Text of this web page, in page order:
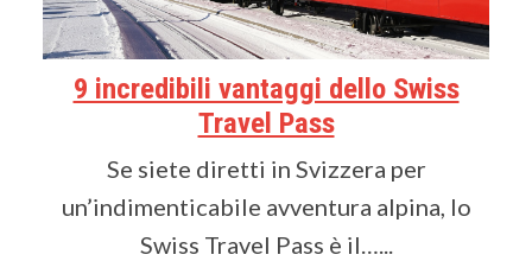
9 incredibili vantaggi dello Swiss
Travel Pass
Se siete diretti in Svizzera per
un’indimenticabile avventura alpina, lo
Swiss Travel Pass è il…...